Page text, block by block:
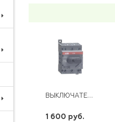
ВЫКЛЮЧАТЕЛЬ НАГРУЗКИ OT80F3 80A ABB
1 600 руб.